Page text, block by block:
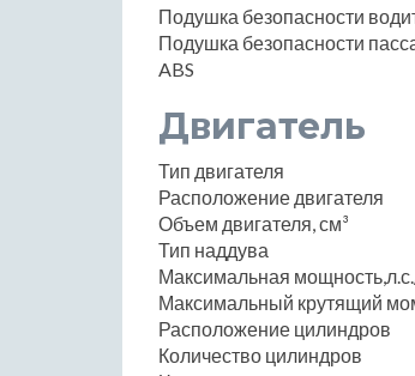
Подушка безопасности
Подушка безопасности
ABS
Двигатель
Тип двигателя
Расположение двигателя
Объем двигателя, см³
Тип наддува
Максимальная
Максимальный крутящий
Расположение цилиндров
Количество цилиндров